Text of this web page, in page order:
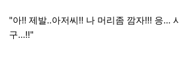
"아!! 제발..아저씨!! 나 머리좀 깜자!!! 응...
구...!!"